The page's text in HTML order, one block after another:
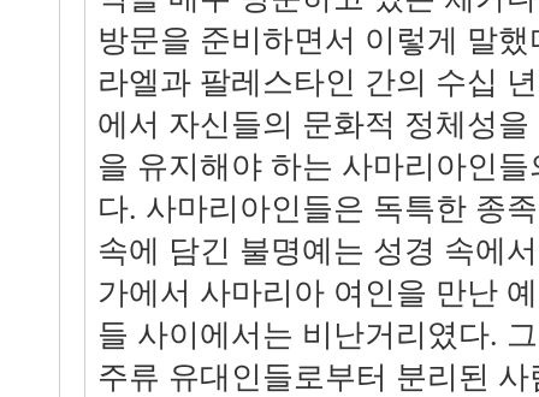
방문을 준비하면서 이렇게 말
라엘과 팔레스타인 간의 수십
에서 자신들의 문화적 정체성
을 유지해야 하는 사마리아인
다. 사마리아인들은 독특한 종
속에 담긴 불명예는 성경 속에
가에서 사마리아 여인을 만난
들 사이에서는 비난거리였다.
주류 유대인들로부터 분리된